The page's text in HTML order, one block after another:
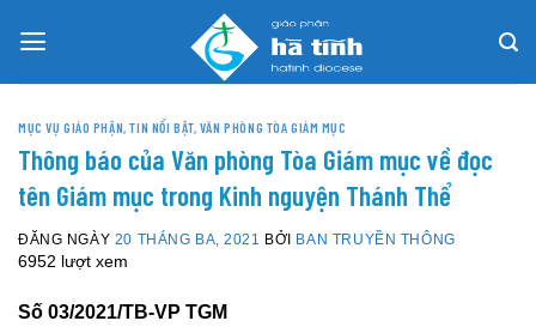
MỤC VỤ GIÁO PHẬN,TIN NỔI BẬT, VĂN PHÒNG TÒA GIÁM MỤC
Thông báo của Văn phòng Tòa Giám mục về đọc
tên Giám mục trong Kinh nguyện Thánh Thể
ĐĂNG NGÀY 20 THÁNG BA, 2021 BỞI BAN TRUYỀN THÔNG
6952 lượt xem
Số 03/2021/TB-VP TGM